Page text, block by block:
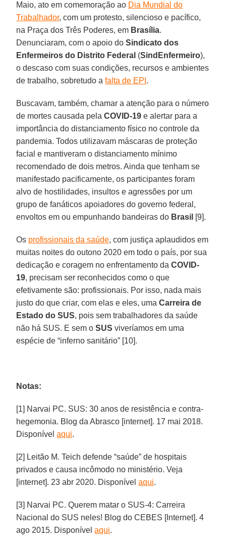
Maio, ato em comemoração ao Dia Mundial do
Trabalhador, com um protesto, silencioso e pacífico,
na Praça dos Três Poderes, em Brasília.
Denunciaram, com o apoio doSindicato dos
Enfermeiros do Distrito Federal (SindEnfermeiro),
o descaso com suas condições, recursos e ambientes
de trabalho, sobretudo afalta de EPI .
Buscavam, também, chamar a atenção para o número
de mortes causada pelaCOVID-19 e alertar para a
importância do distanciamento físico no controle da
pandemia. Todos utilizavam máscaras de proteção
facial e mantiveram o distanciamento mínimo
recomendado de dois metros. Ainda que tenham se
manifestado pacificamente, os participantes foram
alvo de hostilidades, insultos e agressões por um
grupo de fanáticos apoiadores do governo federal,
envoltos em ou empunhando bandeiras do Brasil [9].
Os profissionais da saúde, com justiça aplaudidos em
muitas noites do outono 2020 em todo o país, por sua
dedicação e coragem no enfrentamento daCOVID-
19, precisam ser reconhecidos como o que
efetivamente são: profissionais. Por isso, nada mais
justo do que criar, com elas e eles, umaCarreira de
Estado do SUS, pois sem trabalhadores da saúde
não há SUS. E sem oSUS viveríamos em uma
espécie de “inferno sanitário” [10].
Notas:
[1] Narvai PC. SUS: 30 anos de resistência e contra-
hegemonia. Blog da Abrasco [internet]. 17 mai 2018.
Disponívelaqui.
[2] Leitão M. Teich defende “saúde” de hospitais
privados e causa incômodo no ministério. Veja
[internet]. 23 abr 2020. Disponívelaqui.
[3] Narvai PC. Querem matar o SUS-4: Carreira
Nacional do SUS neles! Blog do CEBES [Internet]. 4
ago 2015. Disponívelaqui.